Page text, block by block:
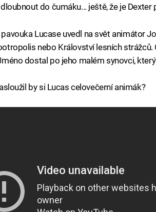
do čumáku... ještě, že je Dexter
Lucase uvedl na svět animátor
nebo Království lesních
dostal po jeho malém synovci,
by si Lucas celovečerní animák?